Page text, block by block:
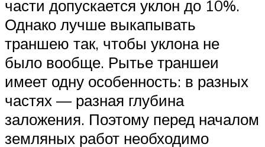
части допускается уклон до 10%.
Однако лучше выкапывать
траншею так, чтобы уклона не
было вообще. Рытье траншеи
имеет одну особенность: в разных
частях — разная глубина
заложения. Поэтому перед началом
земляных работ необходимо